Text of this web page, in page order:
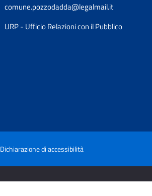
comune.pozzodadda@legalmail.it
URP - Ufficio Relazioni con il Pubblico
Dichiarazione di accessibilità